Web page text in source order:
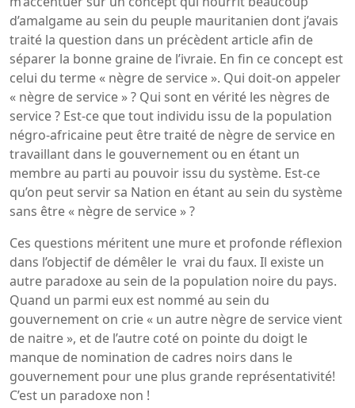
d’amalgame au sein du peuple mauritanien dont j’avais
traité la question dans un précèdent article afin de
séparer la bonne graine de l’ivraie. En fin ce concept est
celui du terme « nègre de service ». Qui doit-on appeler
« nègre de service » ? Qui sont en vérité les nègres de
service ? Est-ce que tout individu issu de la population
négro-africaine peut être traité de nègre de service en
travaillant dans le gouvernement ou en étant un
membre au parti au pouvoir issu du système. Est-ce
qu’on peut servir sa Nation en étant au sein du système
sans être « nègre de service » ?
Ces questions méritent une mure et profonde réflexion
dans l’objectif de démêler le vrai du faux. Il existe un
autre paradoxe au sein de la population noire du pays.
Quand un parmi eux est nommé au sein du
gouvernement on crie « un autre nègre de service vient
de naitre », et de l’autre coté on pointe du doigt le
manque de nomination de cadres noirs dans le
gouvernement pour une plus grande représentativité!
C’est un paradoxe non !